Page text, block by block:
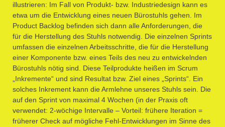
illustrieren: Im Fall von Produkt- bzw. Industriedesign kann es
etwa um die Entwicklung eines neuen Bürostuhls gehen. Im
Product Backlog befinden sich dann alle Anforderungen, die
für die Herstellung des Stuhls notwendig. Die einzelnen Sprints
umfassen die einzelnen Arbeitsschritte, die für die Herstellung
einer Komponente bzw. eines Teils des neu zu entwickelnden
Bürostuhls nötig sind. Diese Teilprodukte heißen im Scrum
„Inkremente“ und sind Resultat bzw. Ziel eines „Sprints“. Ein
solches Inkrement kann die Armlehne unseres Stuhls sein. Die
auf den Sprint von maximal 4 Wochen (in der Praxis oft
verwendet: 2-wöchige Intervalle – Vorteil: frühere Iteration =
früherer Check auf mögliche Fehl-Entwicklungen im Sinne des